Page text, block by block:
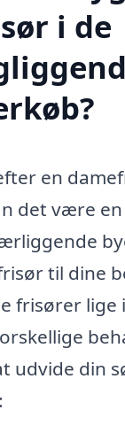
i de
en
det være
til dine
frisører
udvide din